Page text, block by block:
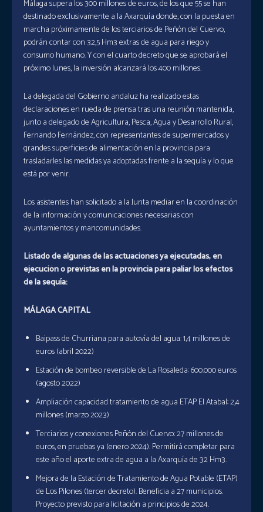
Málaga supera los 300 millones de euros, de los que 55 se han
destinado exclusivamente a la Axarquía donde, con la puesta en
marcha próximamente de los terciarios de Peñón del Cuervo,
podrán contar con 32,5 Hm3 extras de agua para riego y
consumo humano. Y con el cuarto decreto que se aprobará el
próximo lunes, la inversión alcanzará los 400 millones.
La delegada del Gobierno andaluz ha realizado estas
declaraciones en rueda de prensa tras una reunión mantenida,
junto a delegado de Agricultura, Pesca, Agua y Desarrollo Rural,
Fernando Fernández, con representantes de supermercados y
grandes superficies de alimentación en la provincia para
trasladarles las medidas ya adoptadas frente a la sequía y lo que
está por venir.
Los asistentes han solicitado a la Junta mediar en la coordinación
de la información y comunicaciones necesarias con
ayuntamientos y mancomunidades.
Listado de algunas de las actuaciones ya ejecutadas, en
ejecución o previstas en la provincia para paliar los efectos
de la sequía:
MÁLAGA CAPITAL
Baipass de Churriana para autovía del agua: 1,4 millones de
euros (abril 2022)
Estación de bombeo reversible de La Rosaleda: 600.000 euros
(agosto 2022)
Ampliación capacidad tratamiento de agua ETAP El Atabal: 2,4
millones (marzo 2023)
Terciarios y conexiones Peñón del Cuervo: 27 millones de
euros, en pruebas ya (enero 2024). Permitirá completar para
este año el aporte extra de agua a la Axarquía de 32 Hm3.
Mejora de la Estación de Tratamiento de Agua Potable (ETAP)
de Los Pilones (tercer decreto). Beneficia a 27 municipios.
Proyecto previsto para licitación a principios de 2024.